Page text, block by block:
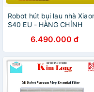
Robot hút bụi lau nhà
S40 EU - HÀNG CHÍNH
6.490.000 đ